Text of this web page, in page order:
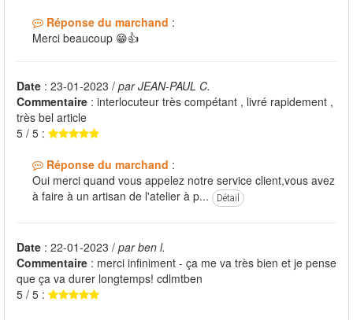
Réponse du marchand :
Merci beaucoup 😁👍
Date : 23-01-2023 / par JEAN-PAUL C.
Commentaire : interlocuteur très compétant , livré rapidement ,
très bel article
5 / 5 :
Réponse du marchand :
Oui merci quand vous appelez notre service client,vous avez
à faire à un artisan de l'atelier à p...
Détail
Date : 22-01-2023 / par ben l.
Commentaire : merci infiniment - ça me va très bien et je pense
que ça va durer longtemps! cdlmtben
5 / 5 :